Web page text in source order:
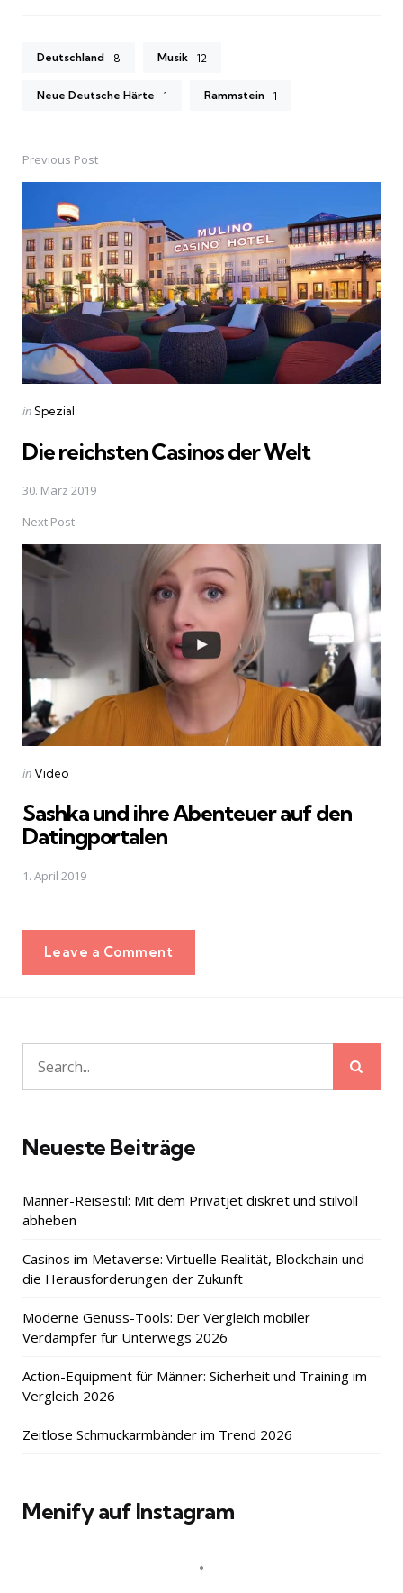
Deutschland 8 Musik 12
Neue Deutsche Härte 1 Rammstein 1
Post
navigation
Previous Post
Posted
inSpezial
Die reichsten Casinos der Welt
30. März 2019
Next Post
Posted
inVideo
Sashka und ihre Abenteuer auf den
Datingportalen
1. April 2019
Leave a Comment
Search
for:
Neueste Beiträge
Männer-Reisestil: Mit dem Privatjet diskret und stilvoll
abheben
Casinos im Metaverse: Virtuelle Realität, Blockchain und
die Herausforderungen der Zukunft
Moderne Genuss-Tools: Der Vergleich mobiler
Verdampfer für Unterwegs 2026
Action-Equipment für Männer: Sicherheit und Training im
Vergleich 2026
Zeitlose Schmuckarmbänder im Trend 2026
Menify auf Instagram